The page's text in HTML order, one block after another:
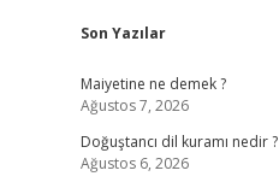
Sidebar
Son Yazılar
Maiyetine ne demek ?
Ağustos 7, 2026
Doğuştancı dil kuramı nedir ?
Ağustos 6, 2026